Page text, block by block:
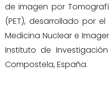
de imagen por
(PET), desarrollado por
Medicina Nuclear e
Instituto de
Compostela, España.